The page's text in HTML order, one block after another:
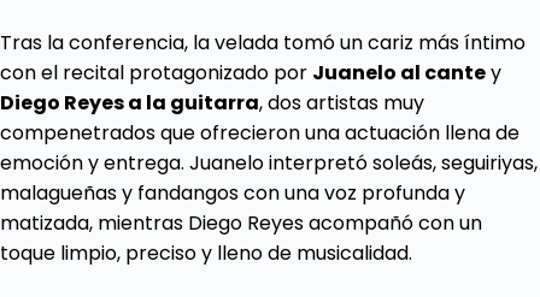
Tras la conferencia, la velada tomó un cariz más íntimo
con el recital protagonizado por Juanelo al cantey
Diego Reyes a la guitarra, dos artistas muy
compenetrados que ofrecieron una actuación llena de
emoción y entrega. Juanelo interpretó soleás, seguiriyas,
malagueñas y fandangos con una voz profunda y
matizada, mientras Diego Reyes acompañó con un
toque limpio, preciso y lleno de musicalidad.